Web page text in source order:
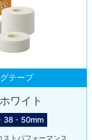
テープ
ワイト
38・50mm
トパフォーマンス